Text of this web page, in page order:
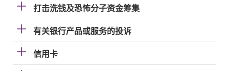
打击洗钱及恐怖分子资金筹集
有关银行产品或服务的投诉
信用卡